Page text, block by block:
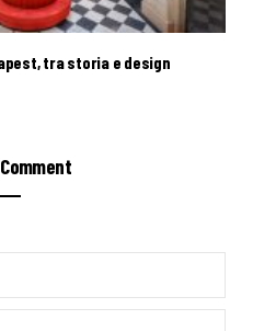
tra storia e design